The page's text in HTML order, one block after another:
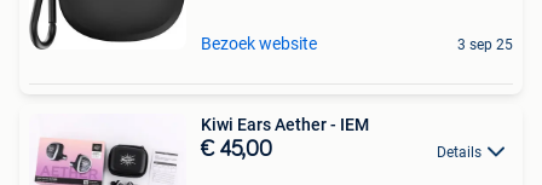
Bezoek website 3 sep 25
Kiwi Ears Aether - IEM
€ 45,00 Details